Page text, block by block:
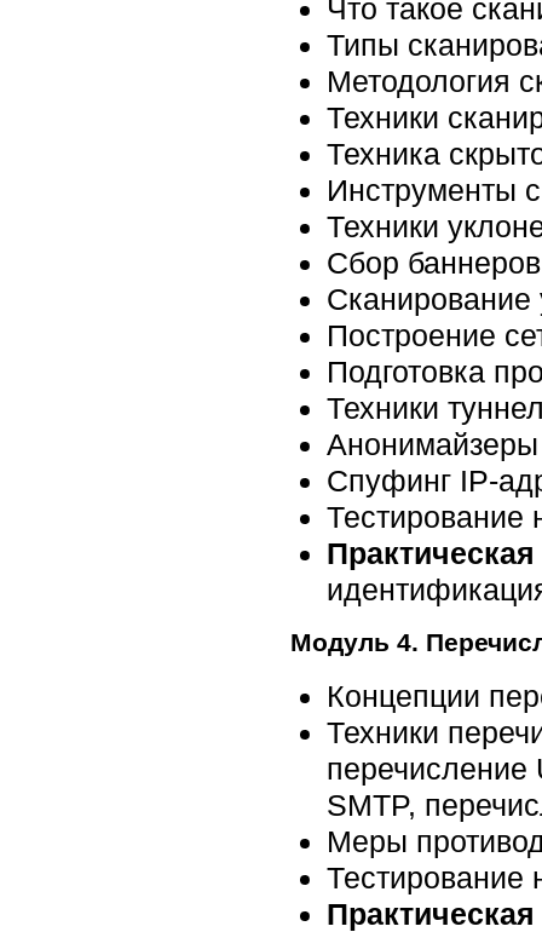
Что такое
Типы
Методология
Техники
Техника
Инструменты
Техники
Сбор баннеров
Сканирование
Построение
Подготовка
Техники
Анонимайзеры
Спуфинг IP-
Тестирование
Модуль 4.
Концепции
Техники
перечисление
SMTP,
Меры
Тестирование